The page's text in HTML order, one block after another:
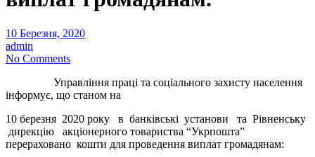
10 Березня, 2020
admin
No Comments
Управління праці та соціального захисту населення
інформує, що станом на
10 березня 2020 року в банківські установи та Рівненську
дирекцію акціонерного товариства “Укрпошта”
перераховано кошти для проведення виплат громадянам: